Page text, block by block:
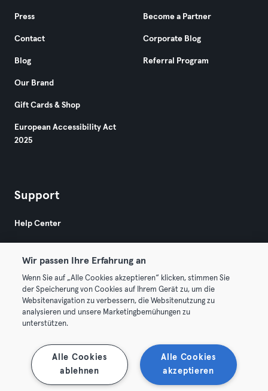
Press
Contact
Blog
Our Brand
Gift Cards & Shop
European Accessibility Act
2025
Become a Partner
Corporate Blog
Referral Program
Support
Help Center
© 2026 Urban Sports Group GmbH. All rights reserved.
Terms & Conditions
Terminate contracts here Withdraw contracts here
Wir passen Ihre Erfahrung an
Wenn Sie auf „Alle Cookies akzeptieren“ klicken, stimmen Sie
der Speicherung von Cookies auf Ihrem Gerät zu, um die
Websitenavigation zu verbessern, die Websitenutzung zu
analysieren und unsere Marketingbemühungen zu
unterstützen.
Alle Cookies
akzeptieren
Alle Cookies
ablehnen